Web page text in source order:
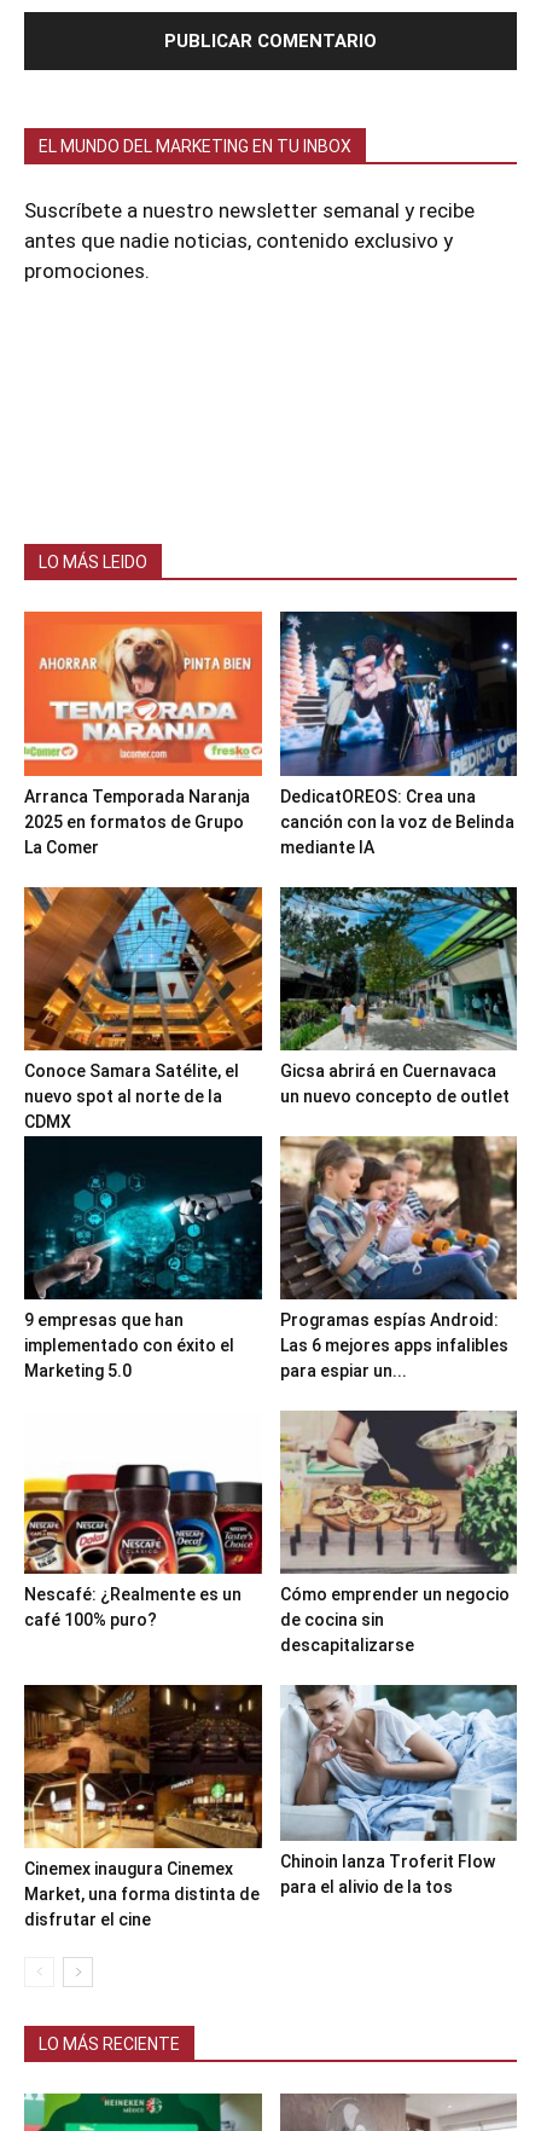
EL MUNDO DEL MARKETING EN TU INBOX
Suscríbete a nuestro newsletter semanal y recibe
antes que nadie noticias, contenido exclusivo y
promociones.
LO MÁS LEIDO
Arranca Temporada Naranja
2025 en formatos de Grupo
La Comer
DedicatOREOS: Crea una
canción con la voz de Belinda
mediante IA
Conoce Samara Satélite, el
nuevo spot al norte de la
CDMX
Gicsa abrirá en Cuernavaca
un nuevo concepto de outlet
9 empresas que han
implementado con éxito el
Marketing 5.0
Programas espías Android:
Las 6 mejores apps infalibles
para espiar un...
Nescafé: ¿Realmente es un
café 100% puro?
Cómo emprender un negocio
de cocina sin
descapitalizarse
Cinemex inaugura Cinemex
Market, una forma distinta de
disfrutar el cine
Chinoin lanza Troferit Flow
para el alivio de la tos
LO MÁS RECIENTE